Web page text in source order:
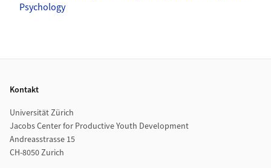
Psychology
Kontakt
Universität Zürich
Jacobs Center for Productive Youth Development
Andreasstrasse 15
CH-8050 Zurich